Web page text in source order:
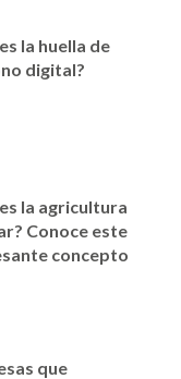
la huella de
digital?
la agricultura
Conoce este
concepto
que